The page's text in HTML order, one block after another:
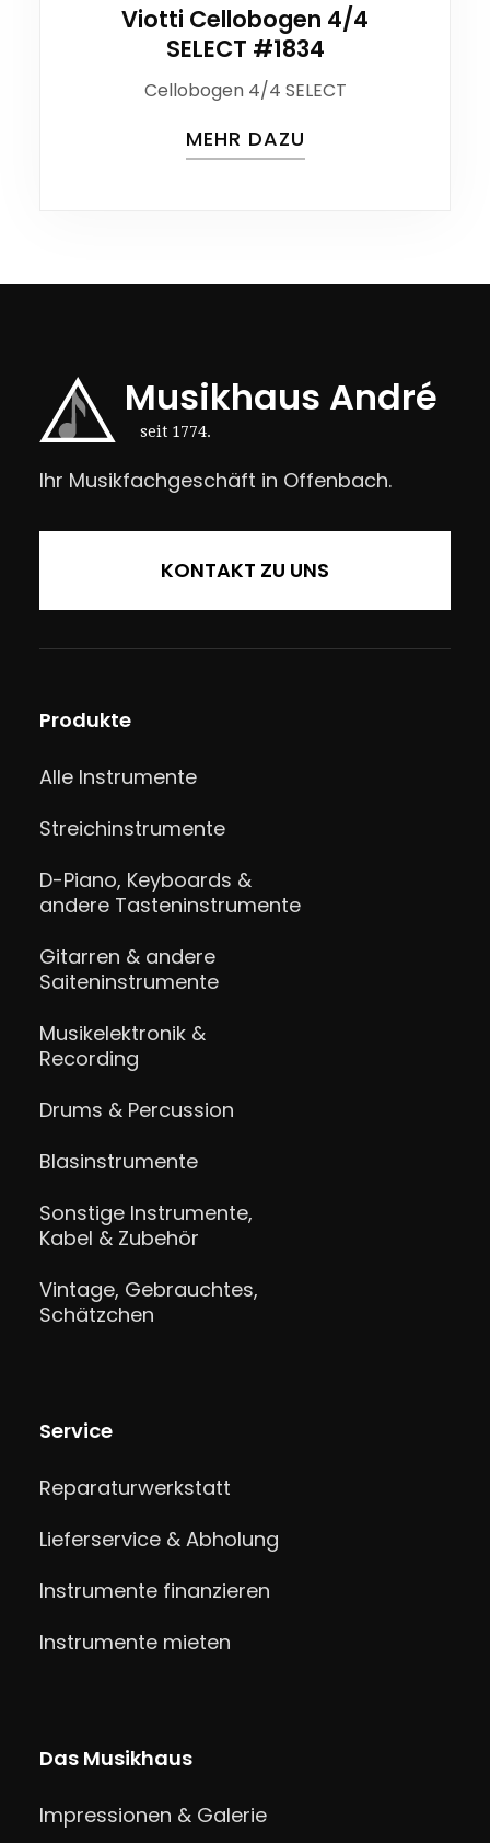
Viotti Cellobogen 4/4
SELECT #1834
Cellobogen 4/4 SELECT
MEHR DAZU
Musikhaus André
seit 1774.
Ihr Musikfachgeschäft in Offenbach.
KONTAKT ZU UNS
Produkte
Alle Instrumente
Streichinstrumente
D-Piano, Keyboards &
andere Tasteninstrumente
Gitarren & andere
Saiteninstrumente
Musikelektronik &
Recording
Drums & Percussion
Blasinstrumente
Sonstige Instrumente,
Kabel & Zubehör
Vintage, Gebrauchtes,
Schätzchen
Service
Reparaturwerkstatt
Lieferservice & Abholung
Instrumente finanzieren
Instrumente mieten
Das Musikhaus
Impressionen & Galerie